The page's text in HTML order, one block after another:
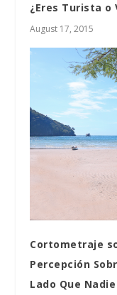
¿Eres Turista o
August 17, 2015
Cortometraje
Percepción
Lado Que